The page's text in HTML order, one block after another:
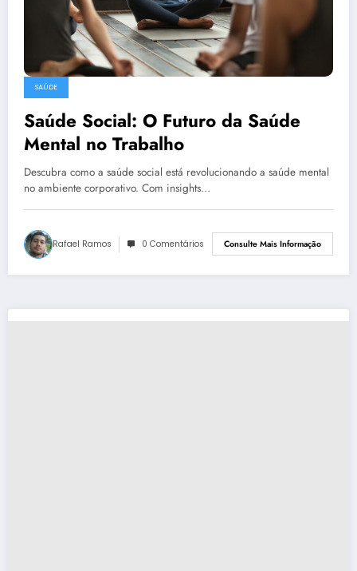
SAÚDE
Saúde Social: O Futuro da Saúde
Mental no Trabalho
Descubra como a saúde social está revolucionando a saúde mental
no ambiente corporativo. Com insights…
Rafael Ramos 0 Comentários Consulte Mais Informação